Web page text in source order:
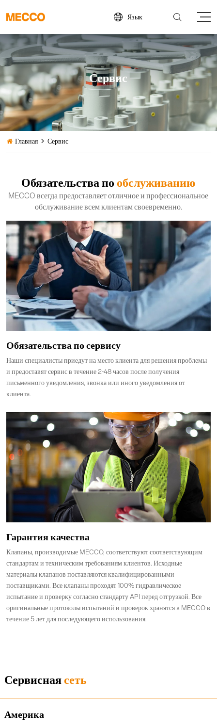
 Язык 
Сервис
Главная  Сервис
Обязательства по обслуживанию
MECCO всегда предоставляет отличное и профессиональное
обслуживание всем клиентам своевременно.
Обязательства по сервису
Наши специалисты приедут на место клиента для решения проблемы
и предоставят сервис в течение 2-48 часов после получения
письменного уведомления, звонка или иного уведомления от
клиента.
Гарантия качества
Клапаны, производимые MECCO, соответствуют соответствующим
стандартам и техническим требованиям клиентов. Исходные
материалы клапанов поставляются квалифицированными
поставщиками. Все клапаны проходят 100% гидравлическое
испытание и проверку согласно стандарту API перед отгрузкой. Все
оригинальные протоколы испытаний и проверок хранятся в MECCO в
течение 5 лет для последующего использования.
Сервиснаясеть
Америка